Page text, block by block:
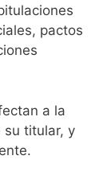
pactos
a la
su titular, y